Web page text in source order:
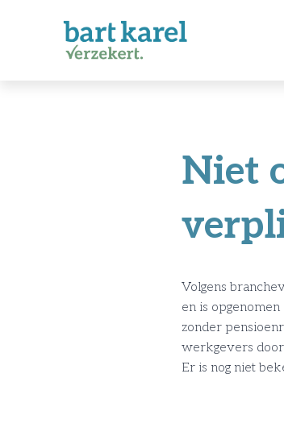
Niet
Volgens
en is
zonder
werkgevers
Er is nog niet